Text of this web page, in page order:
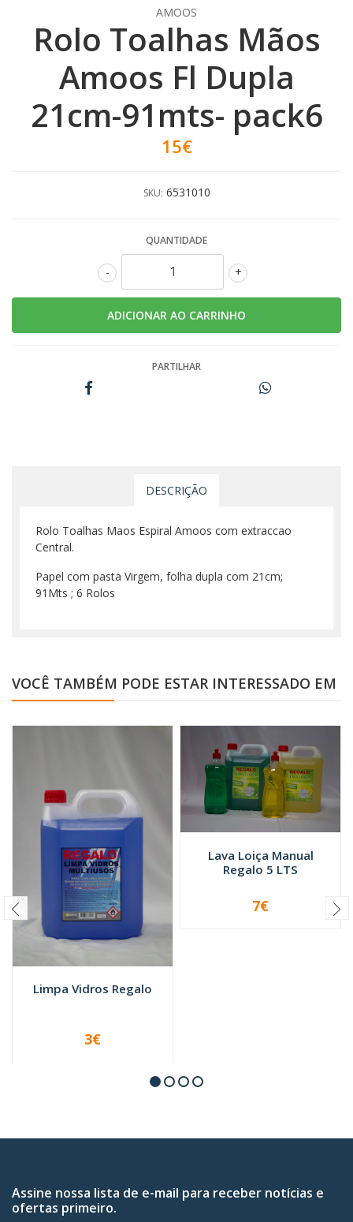
AMOOS
Rolo Toalhas Mãos
Amoos Fl Dupla
21cm-91mts- pack6
15€
SKU: 6531010
QUANTIDADE
+
-
PARTILHAR
DESCRIÇÃO
Rolo Toalhas Maos Espiral Amoos com extraccao
Central.
Papel com pasta Virgem, folha dupla com 21cm;
91Mts ; 6 Rolos
VOCÊ TAMBÉM PODE ESTAR INTERESSADO EM
Limpa Vidros Regalo
VER OPÇÕES
3€
Lava Loiça Manual
Regalo 5 LTS
+
7€
Assine nossa lista de e-mail para receber notícias e
ofertas primeiro.